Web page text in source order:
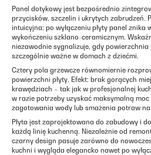
Panel dotykowy jest bezpośrednio
przycisków, szczelin i ukrytych zabrudzeń.
intuicyjna; po wyłączeniu płyty panel znika
wykończeniu szklano-ceramicznym.
niezawodnie sygnalizuje, gdy powierzchnia
szczególnie ważne w domach z dziećmi.
Cztery pola grzewcze równomiernie
powierzchni płyty. Efekt: brak gorących
krawędziach – tak jak w profesjonalnej
w razie potrzeby uzyskać maksymalną
zagotowania wody lub smażenia potraw
Płyta jest zaprojektowana do zabudowy i
każdą linię kuchenną. Niezależnie od
czarny design pasuje zarówno do
kuchni i wygląda elegancko nawet po